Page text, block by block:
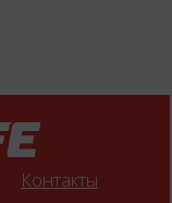
Контакты